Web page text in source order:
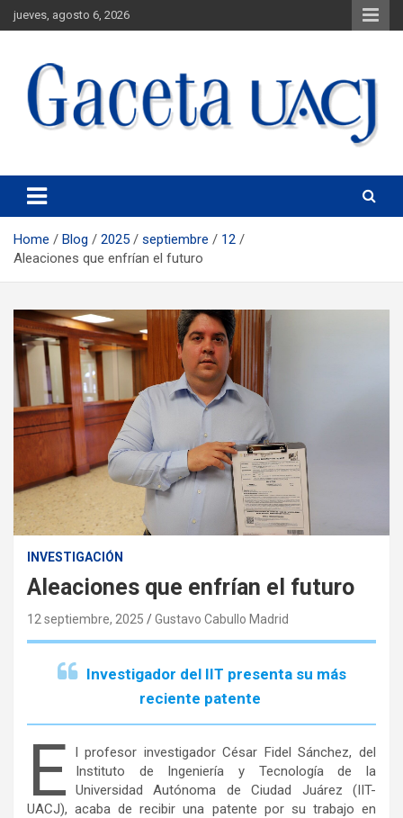
jueves, agosto 6, 2026
Gaceta UACJ
Home Blog 2025 septiembre
12
Aleaciones que enfrían el futuro
INVESTIGACIÓN
Aleaciones que enfrían el futuro
12 septiembre, 2025 Gustavo Cabullo Madrid
Investigador del IIT presenta su más
reciente patente
E
l profesor investigador César Fidel Sánchez, del
Instituto de Ingeniería y Tecnología de la
Universidad Autónoma de Ciudad Juárez (IIT-
UACJ), acaba de recibir una patente por su trabajo en